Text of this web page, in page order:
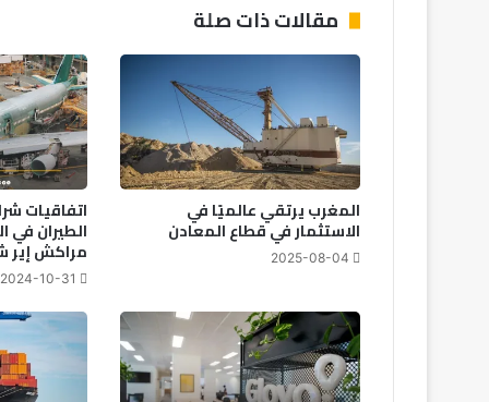
ه
ل
ا
ن
ب
ت
د
م
م
ح
ط
ا
مقالات ذات صلة
المغرب يرتقي عالميًا في
الاستثمار في قطاع المعادن
2025-08-04
اتفاقيات
الطيران
مراكش إير شو
2024-10-31